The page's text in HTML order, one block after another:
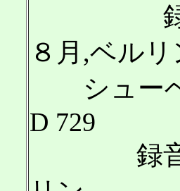
録音
８月,ベルリ
シューベ
D 729
録音